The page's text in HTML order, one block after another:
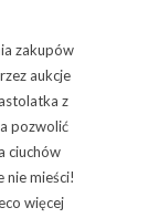
zakupów
aukcje
z
pozwolić
ciuchów
nie mieści!
więcej